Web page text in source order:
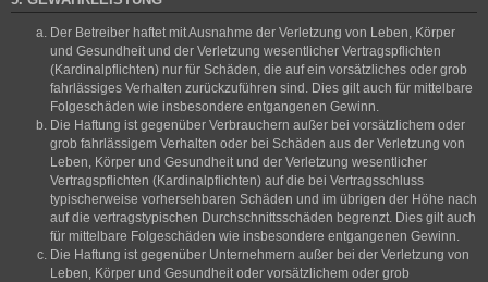
Der Betreiber haftet mit Ausnahme der Verletzung von Leben, Körper
und Gesundheit und der Verletzung wesentlicher Vertragspflichten
(Kardinalpflichten) nur für Schäden, die auf ein vorsätzliches oder grob
fahrlässiges Verhalten zurückzuführen sind. Dies gilt auch für mittelbare
Folgeschäden wie insbesondere entgangenen Gewinn.
Die Haftung ist gegenüber Verbrauchern außer bei vorsätzlichem oder
grob fahrlässigem Verhalten oder bei Schäden aus der Verletzung von
Leben, Körper und Gesundheit und der Verletzung wesentlicher
Vertragspflichten (Kardinalpflichten) auf die bei Vertragsschluss
typischerweise vorhersehbaren Schäden und im übrigen der Höhe nach
auf die vertragstypischen Durchschnittsschäden begrenzt. Dies gilt auch
für mittelbare Folgeschäden wie insbesondere entgangenen Gewinn.
Die Haftung ist gegenüber Unternehmern außer bei der Verletzung von
Leben, Körper und Gesundheit oder vorsätzlichem oder grob